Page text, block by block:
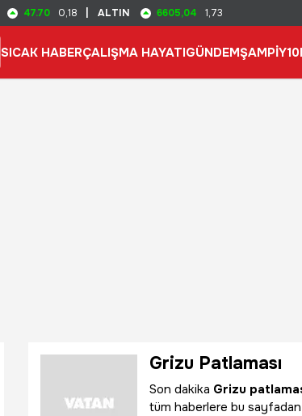
47.70 0,18 ALTIN 6605,04 1,73
SICAK HABERÇALIŞMA HAYATIGÜNDEMŞAMPİY10
Grizu Patlaması
Son dakika Grizu
tüm haberlere bu sayfadan